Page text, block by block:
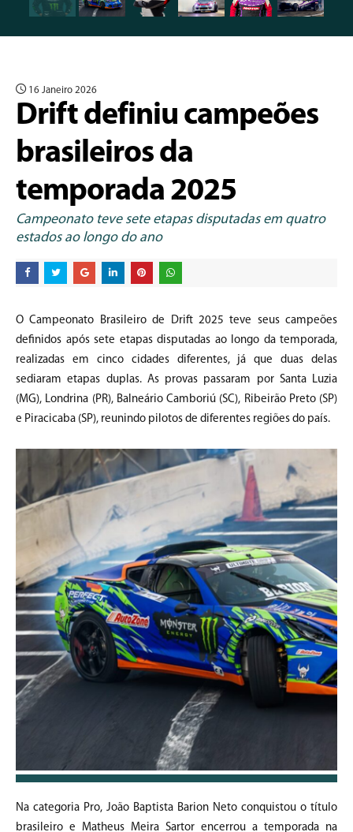
16 Janeiro 2026
Drift definiu campeões
brasileiros da
temporada 2025
Campeonato teve sete etapas disputadas em quatro
estados ao longo do ano
O Campeonato Brasileiro de Drift 2025 teve seus campeões
definidos após sete etapas disputadas ao longo da temporada,
realizadas em cinco cidades diferentes, já que duas delas
sediaram etapas duplas. As provas passaram por Santa Luzia
(MG), Londrina (PR), Balneário Camboriú (SC), Ribeirão Preto (SP)
e Piracicaba (SP), reunindo pilotos de diferentes regiões do país.
Na categoria Pro, João Baptista Barion Neto conquistou o título
brasileiro e Matheus Meira Sartor encerrou a temporada na